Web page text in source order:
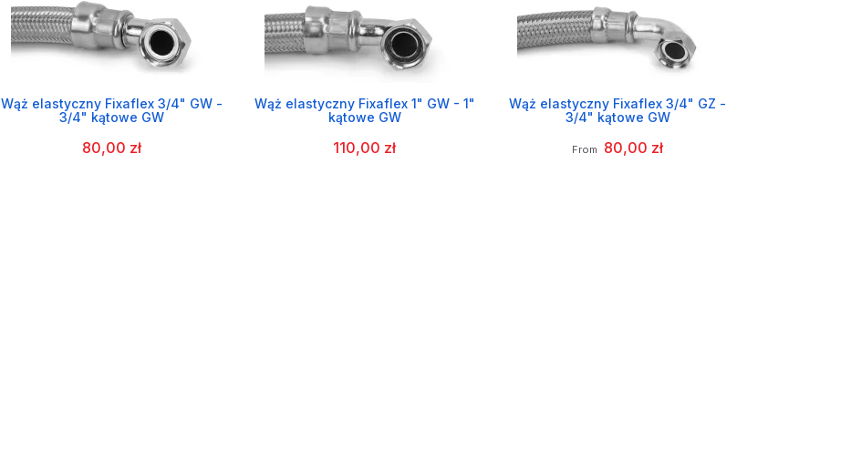
Wąż elastyczny Fixaflex 3/4" GW -
3/4" kątowe GW
80,00 zł
Wąż elastyczny Fixaflex 1" GW - 1"
kątowe GW
110,00 zł
Wąż elastyczny Fixaflex 3/4" GZ -
3/4" kątowe GW
From 80,00 zł